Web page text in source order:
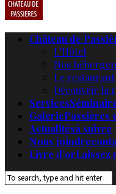
Château de
L’Hôtel
Nos
Le restaurant
Découvrir la
Services
GaleriePassières
Actualitésà suivre
Nous joindre
Livre d’orLaissez